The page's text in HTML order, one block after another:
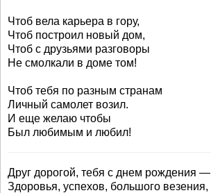
Чтоб вела карьера в гору,
Чтоб построил новый дом,
Чтоб с друзьями разговоры
Не смолкали в доме том!
Чтоб тебя по разным странам
Личный самолет возил.
И еще желаю чтобы
Был любимым и любил!
Друг дорогой, тебя с днем рождения —
Здоровья, успехов, большого везения,